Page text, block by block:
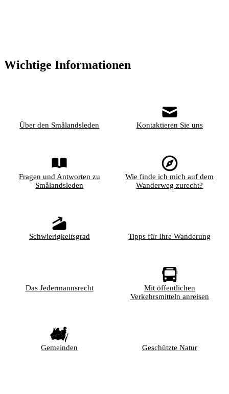
Wichtige Informationen
Über den Smålandsleden Kontaktieren Sie uns
Fragen und Antworten zu
Smålandsleden
Wie finde ich mich auf dem
Wanderweg zurecht?
Schwierigkeitsgrad Tipps für Ihre Wanderung
Das Jedermannsrecht
Mit öffentlichen
Verkehrsmitteln anreisen
Gemeinden Geschützte Natur